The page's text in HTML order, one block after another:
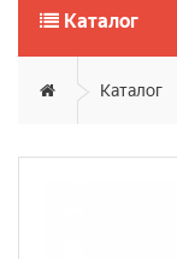
Каталог
Каталог